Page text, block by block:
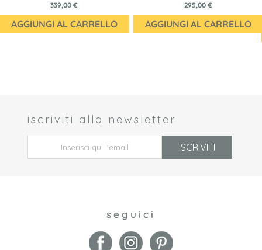
339,00 €
AGGIUNGI AL CARRELLO
295,00 €
AGGIUNGI AL CARRELLO
iscriviti alla newsletter
ISCRIVITI
seguici